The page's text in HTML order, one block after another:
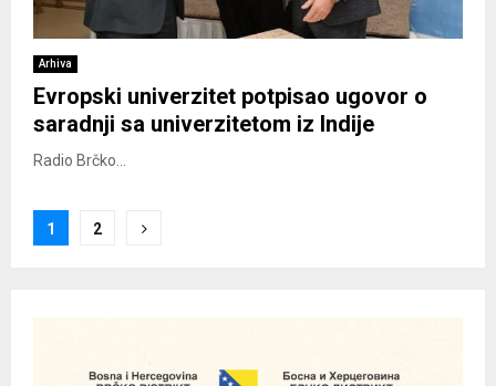
Arhiva
Evropski univerzitet potpisao ugovor o
saradnji sa univerzitetom iz Indije
Radio Brčko...
Posts
1 2